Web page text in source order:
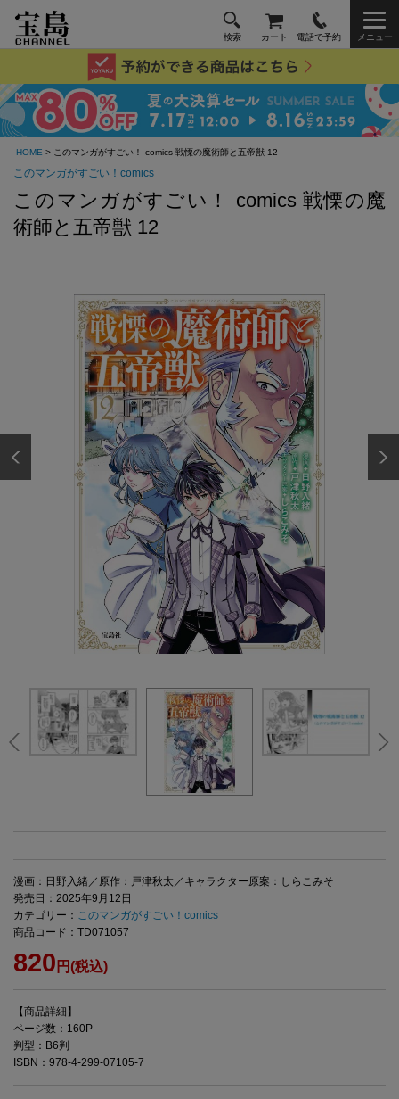
検索 カート 電話で予約 メニュー
HOME > このマンガがすごい！ comics 戦慄の魔術師と五帝獣 12
このマンガがすごい！comics
このマンガがすごい！ comics 戦慄の魔
術師と五帝獣 12
漫画：日野入緒／原作：戸津秋太／キャラクター原案：しらこみそ
発売日：2025年9月12日
カテゴリー： このマンガがすごい！comics
商品コード：TD071057
820 円(税込)
【商品詳細】
ページ数：160P
判型：B6判
ISBN：978-4-299-07105-7